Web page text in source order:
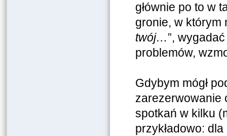
głównie po to w
gronie, w którym
twój…”,
problemów,
Gdybym mógł
zarezerwowanie
spotkań w kilku
przykładowo: